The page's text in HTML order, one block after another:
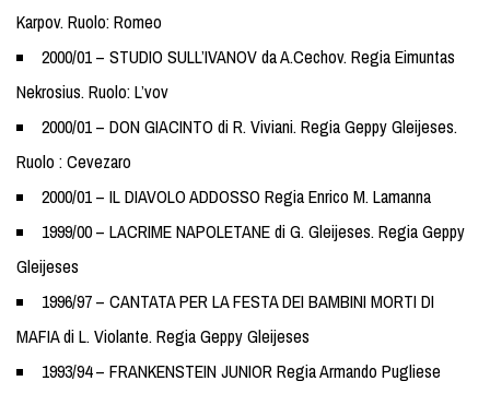
Karpov. Ruolo: Romeo
2000/01 – STUDIO SULL’IVANOV da A.Cechov. Regia Eimuntas
Nekrosius. Ruolo: L’vov
2000/01 – DON GIACINTO di R. Viviani. Regia Geppy Gleijeses.
Ruolo : Cevezaro
2000/01 – IL DIAVOLO ADDOSSO Regia Enrico M. Lamanna
1999/00 – LACRIME NAPOLETANE di G. Gleijeses. Regia Geppy
Gleijeses
1996/97 – CANTATA PER LA FESTA DEI BAMBINI MORTI DI
MAFIA di L. Violante. Regia Geppy Gleijeses
1993/94 – FRANKENSTEIN JUNIOR Regia Armando Pugliese